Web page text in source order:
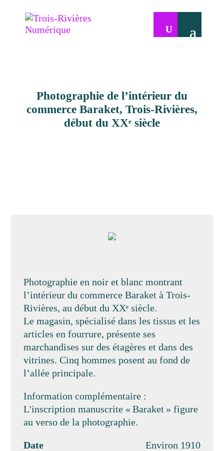
Photographie de l’intérieur du
commerce Baraket, Trois-Rivières,
début du XXᵉ siècle
Photographie en noir et blanc montrant
l’intérieur du commerce Baraket à Trois-
Rivières, au début du XXᵉ siècle.
Le magasin, spécialisé dans les tissus et les
articles en fourrure, présente ses
marchandises sur des étagères et dans des
vitrines. Cinq hommes posent au fond de
l’allée principale.
Information complémentaire :
L'inscription manuscrite « Baraket » figure
au verso de la photographie.
Date Environ 1910